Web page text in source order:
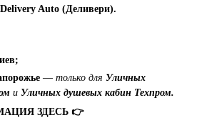
Delivery Auto (Деливери).
— только для Уличных
и Уличных душевых кабин Техпром.
ЗДЕСЬ 👉